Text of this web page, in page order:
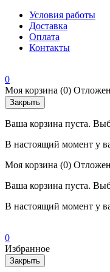
Условия работы
Доставка
Оплата
Контакты
0
Моя корзина (0)
Закрыть
Ваша корзина пуста.
В настоящий момент у
Моя корзина (0)
Ваша корзина пуста.
В настоящий момент у
0
Избранное
Закрыть